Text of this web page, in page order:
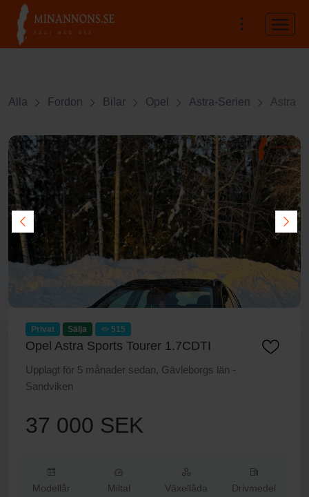
Alla Fordon Bilar Opel Astra-Serien Astra
Privat Sälja 515
Opel Astra Sports Tourer 1.7CDTI
Upplagt för 5 månader sedan, Gävleborgs län -
Sandviken
37 000 SEK
Modellår Miltal Växellåda Drivmedel